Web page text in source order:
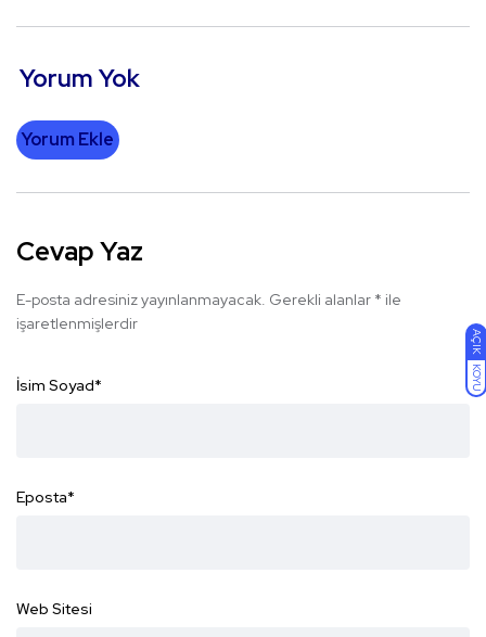
AÇIK
KOYU
Yorum Yok
Yorum Ekle
Cevap Yaz
E-posta adresiniz yayınlanmayacak. Gerekli alanlar * ile
işaretlenmişlerdir
İsim Soyad*
Eposta*
Web Sitesi